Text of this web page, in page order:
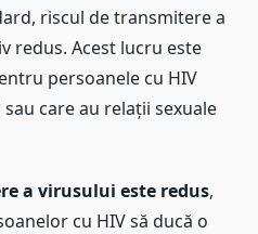
riscul de transmitere a
redus. Acest lucru este
persoanele cu HIV
care au relații sexuale
a virusului este redus,
cu HIV să ducă o